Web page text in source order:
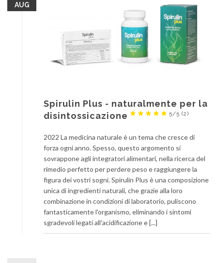
AUG
Spirulin Plus - naturalmente per la
disintossicazione
5/5 (2)
2022 La medicina naturale è un tema che cresce di
forza ogni anno. Spesso, questo argomento si
sovrappone agli integratori alimentari, nella ricerca del
rimedio perfetto per perdere peso e raggiungere la
figura dei vostri sogni. Spirulin Plus è una composizione
unica di ingredienti naturali, che grazie alla loro
combinazione in condizioni di laboratorio, puliscono
fantasticamente l'organismo, eliminando i sintomi
sgradevoli legati all'acidificazione e [...]